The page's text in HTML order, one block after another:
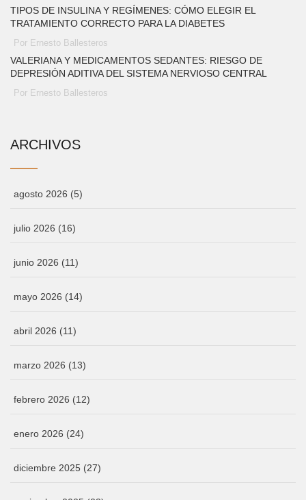
TIPOS DE INSULINA Y REGÍMENES: CÓMO ELEGIR EL
TRATAMIENTO CORRECTO PARA LA DIABETES
Por Ernesto Ballesteros
VALERIANA Y MEDICAMENTOS SEDANTES: RIESGO DE
DEPRESIÓN ADITIVA DEL SISTEMA NERVIOSO CENTRAL
Por Ernesto Ballesteros
ARCHIVOS
agosto 2026 (5)
julio 2026 (16)
junio 2026 (11)
mayo 2026 (14)
abril 2026 (11)
marzo 2026 (13)
febrero 2026 (12)
enero 2026 (24)
diciembre 2025 (27)